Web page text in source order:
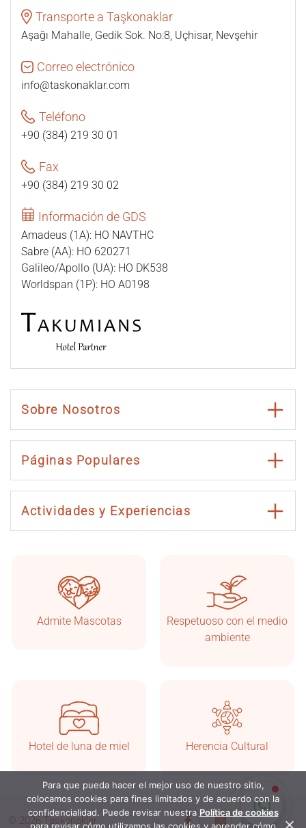
Taşkonaklar
Iniciar chat
Transporte a Taşkonaklar
Aşağı Mahalle, Gedik Sok. No:8, Uçhisar, Nevşehir
Correo electrónico
info@taskonaklar.com
Teléfono
+90 (384) 219 30 01
Fax
+90 (384) 219 30 02
Información de GDS
Amadeus (1A): HO NAVTHC
Sabre (AA): HO 620271
Galileo/Apollo (UA): HO DK538
Worldspan (1P): HO A0198
Sobre Nosotros
Páginas Populares
Actividades y Experiencias
Admite Mascotas
Respetuoso con el medio
ambiente
Hotel de luna de miel Herencia Cultural
© 2026 Taşkonaklar
Para que pueda hacer el mejor uso de nuestro sitio,
colocamos cookies para fines limitados y de acuerdo con la
confidencialidad. Puede revisar nuestra Política de cookies